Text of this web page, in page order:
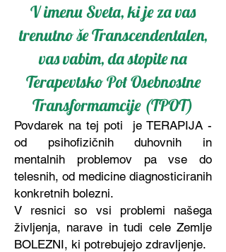
V imenu Sveta, ki je za vas
trenutno še Transcendentalen,
vas vabim, da stopite na
Terapevtsko Pot Osebnostne
Transformamcije (TPOT)
Povdarek na tej poti je TERAPIJA -
od psihofizičnih duhovnih in
mentalnih problemov pa vse do
telesnih, od medicine diagnosticiranih
konkretnih bolezni.
V resnici so vsi problemi našega
življenja, narave in tudi cele Zemlje
BOLEZNI, ki potrebujejo zdravljenje.